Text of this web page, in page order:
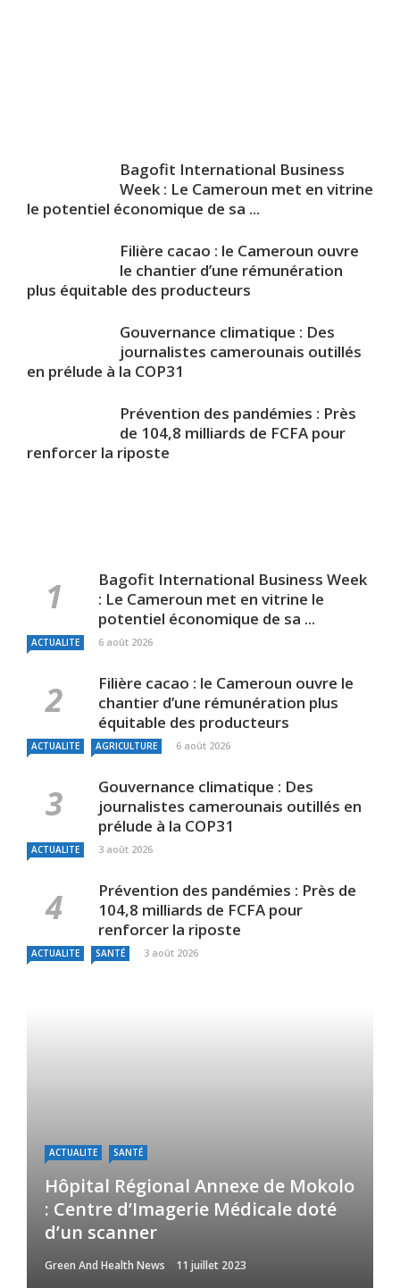
Bagofit International Business
Week : Le Cameroun met en vitrine
le potentiel économique de sa ...
Filière cacao : le Cameroun ouvre
le chantier d’une rémunération
plus équitable des producteurs
Gouvernance climatique : Des
journalistes camerounais outillés
en prélude à la COP31
Prévention des pandémies : Près
de 104,8 milliards de FCFA pour
renforcer la riposte
Bagofit International Business Week
: Le Cameroun met en vitrine le
potentiel économique de sa ...
ACTUALITE 6 août 2026
Filière cacao : le Cameroun ouvre le
chantier d’une rémunération plus
équitable des producteurs
ACTUALITE AGRICULTURE 6 août 2026
Gouvernance climatique : Des
journalistes camerounais outillés en
prélude à la COP31
ACTUALITE 3 août 2026
Prévention des pandémies : Près de
104,8 milliards de FCFA pour
renforcer la riposte
ACTUALITE SANTÉ 3 août 2026
ACTUALITE SANTÉ
Hôpital Régional Annexe de Mokolo
: Centre d’Imagerie Médicale doté
d’un scanner
Green And Health News 11 juillet 2023